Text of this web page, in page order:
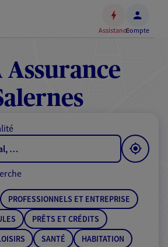
Accéder
contenu
principal
Accéder
au
de
AssistanceCompte
Assurance
PROFESSIONNELS ET ENTREPRISE
PRÊTS ET CRÉDITS
SANTÉ
HABITATION